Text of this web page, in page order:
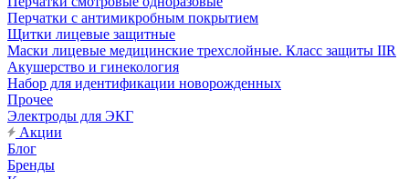
Перчатки с антимикробным покрытием
Щитки лицевые защитные
Маски лицевые медицинские трехслойные. Класс защиты IIR
Акушерство и гинекология
Набор для идентификации новорожденных
Прочее
Электроды для ЭКГ
Акции
Блог
Бренды